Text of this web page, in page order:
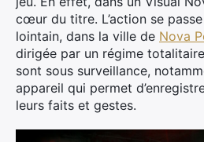
cœur du titre. L’action se
lointain, dans la ville de Nova
dirigée par un régime
sont sous surveillance,
appareil qui permet
leurs faits et gestes.